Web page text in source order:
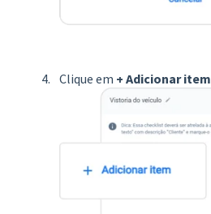
Clique em + Adicionar item